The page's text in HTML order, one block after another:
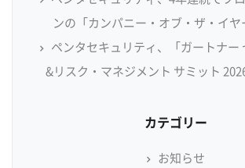
ンの「カンパニー・オブ・ザ・イヤ
ペンタセキュリティ、「ガートナー
&リスク・マネジメント サミット
カテゴリー
お知らせ